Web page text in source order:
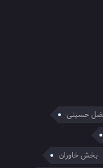
حسینی
بخش خاوران